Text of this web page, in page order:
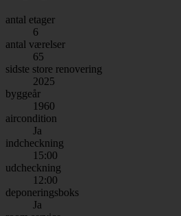
antal etager
6
antal værelser
65
sidste store renovering
2025
byggeår
1960
aircondition
Ja
indcheckning
15:00
udcheckning
12:00
deponeringsboks
Ja